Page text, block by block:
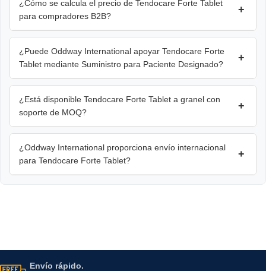
¿Cómo se calcula el precio de Tendocare Forte Tablet
para compradores B2B?
+
¿Puede Oddway International apoyar Tendocare Forte
Tablet mediante Suministro para Paciente Designado?
+
¿Está disponible Tendocare Forte Tablet a granel con
soporte de MOQ?
+
¿Oddway International proporciona envío internacional
para Tendocare Forte Tablet?
+
Envío rápido.